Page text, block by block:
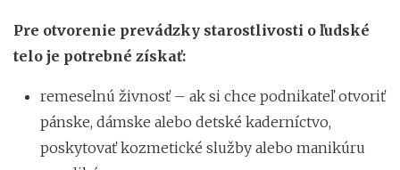
Pre otvorenie prevádzky starostlivosti o ľudské
telo je potrebné získať:
remeselnú živnosť – ak si chce podnikateľ otvoriť
pánske, dámske alebo detské kaderníctvo,
poskytovať kozmetické služby alebo manikúru